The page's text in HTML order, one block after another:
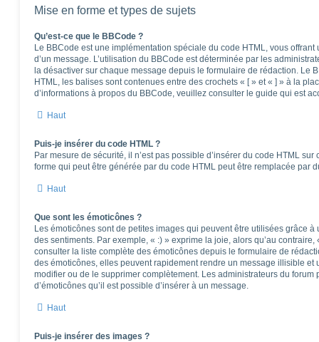
Mise en forme et types de sujets
Qu’est-ce que le BBCode ?
Le BBCode est une implémentation spéciale du code HTML, vous
d’un message. L’utilisation du BBCode est déterminée par les
la désactiver sur chaque message depuis le formulaire de rédaction. Le
HTML, les balises sont contenues entre des crochets « [ » et « ] » à la
d’informations à propos du BBCode, veuillez consulter le guide qui est
Haut
Puis-je insérer du code HTML ?
Par mesure de sécurité, il n’est pas possible d’insérer du code HTML
forme qui peut être générée par du code HTML peut être remplacée par
Haut
Que sont les émoticônes ?
Les émoticônes sont de petites images qui peuvent être utilisées grâce à
des sentiments. Par exemple, « :) » exprime la joie, alors qu’au
consulter la liste complète des émoticônes depuis le formulaire de
des émoticônes, elles peuvent rapidement rendre un message illisible et
modifier ou de le supprimer complètement. Les administrateurs du
d’émoticônes qu’il est possible d’insérer à un message.
Haut
Puis-je insérer des images ?